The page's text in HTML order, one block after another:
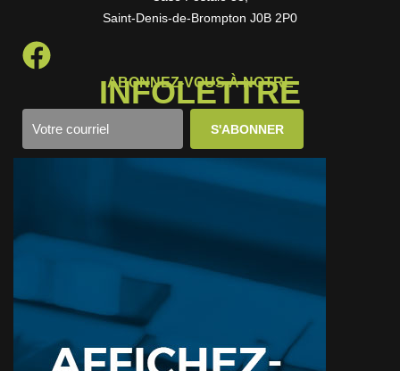
Saint-Denis-de-Brompton J0B 2P0
ABONNEZ-VOUS À NOTRE
INFOLETTRE